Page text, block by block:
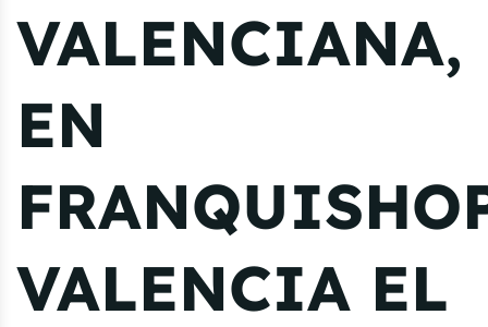
VALENCIANA,
EN
VALENCIA EL